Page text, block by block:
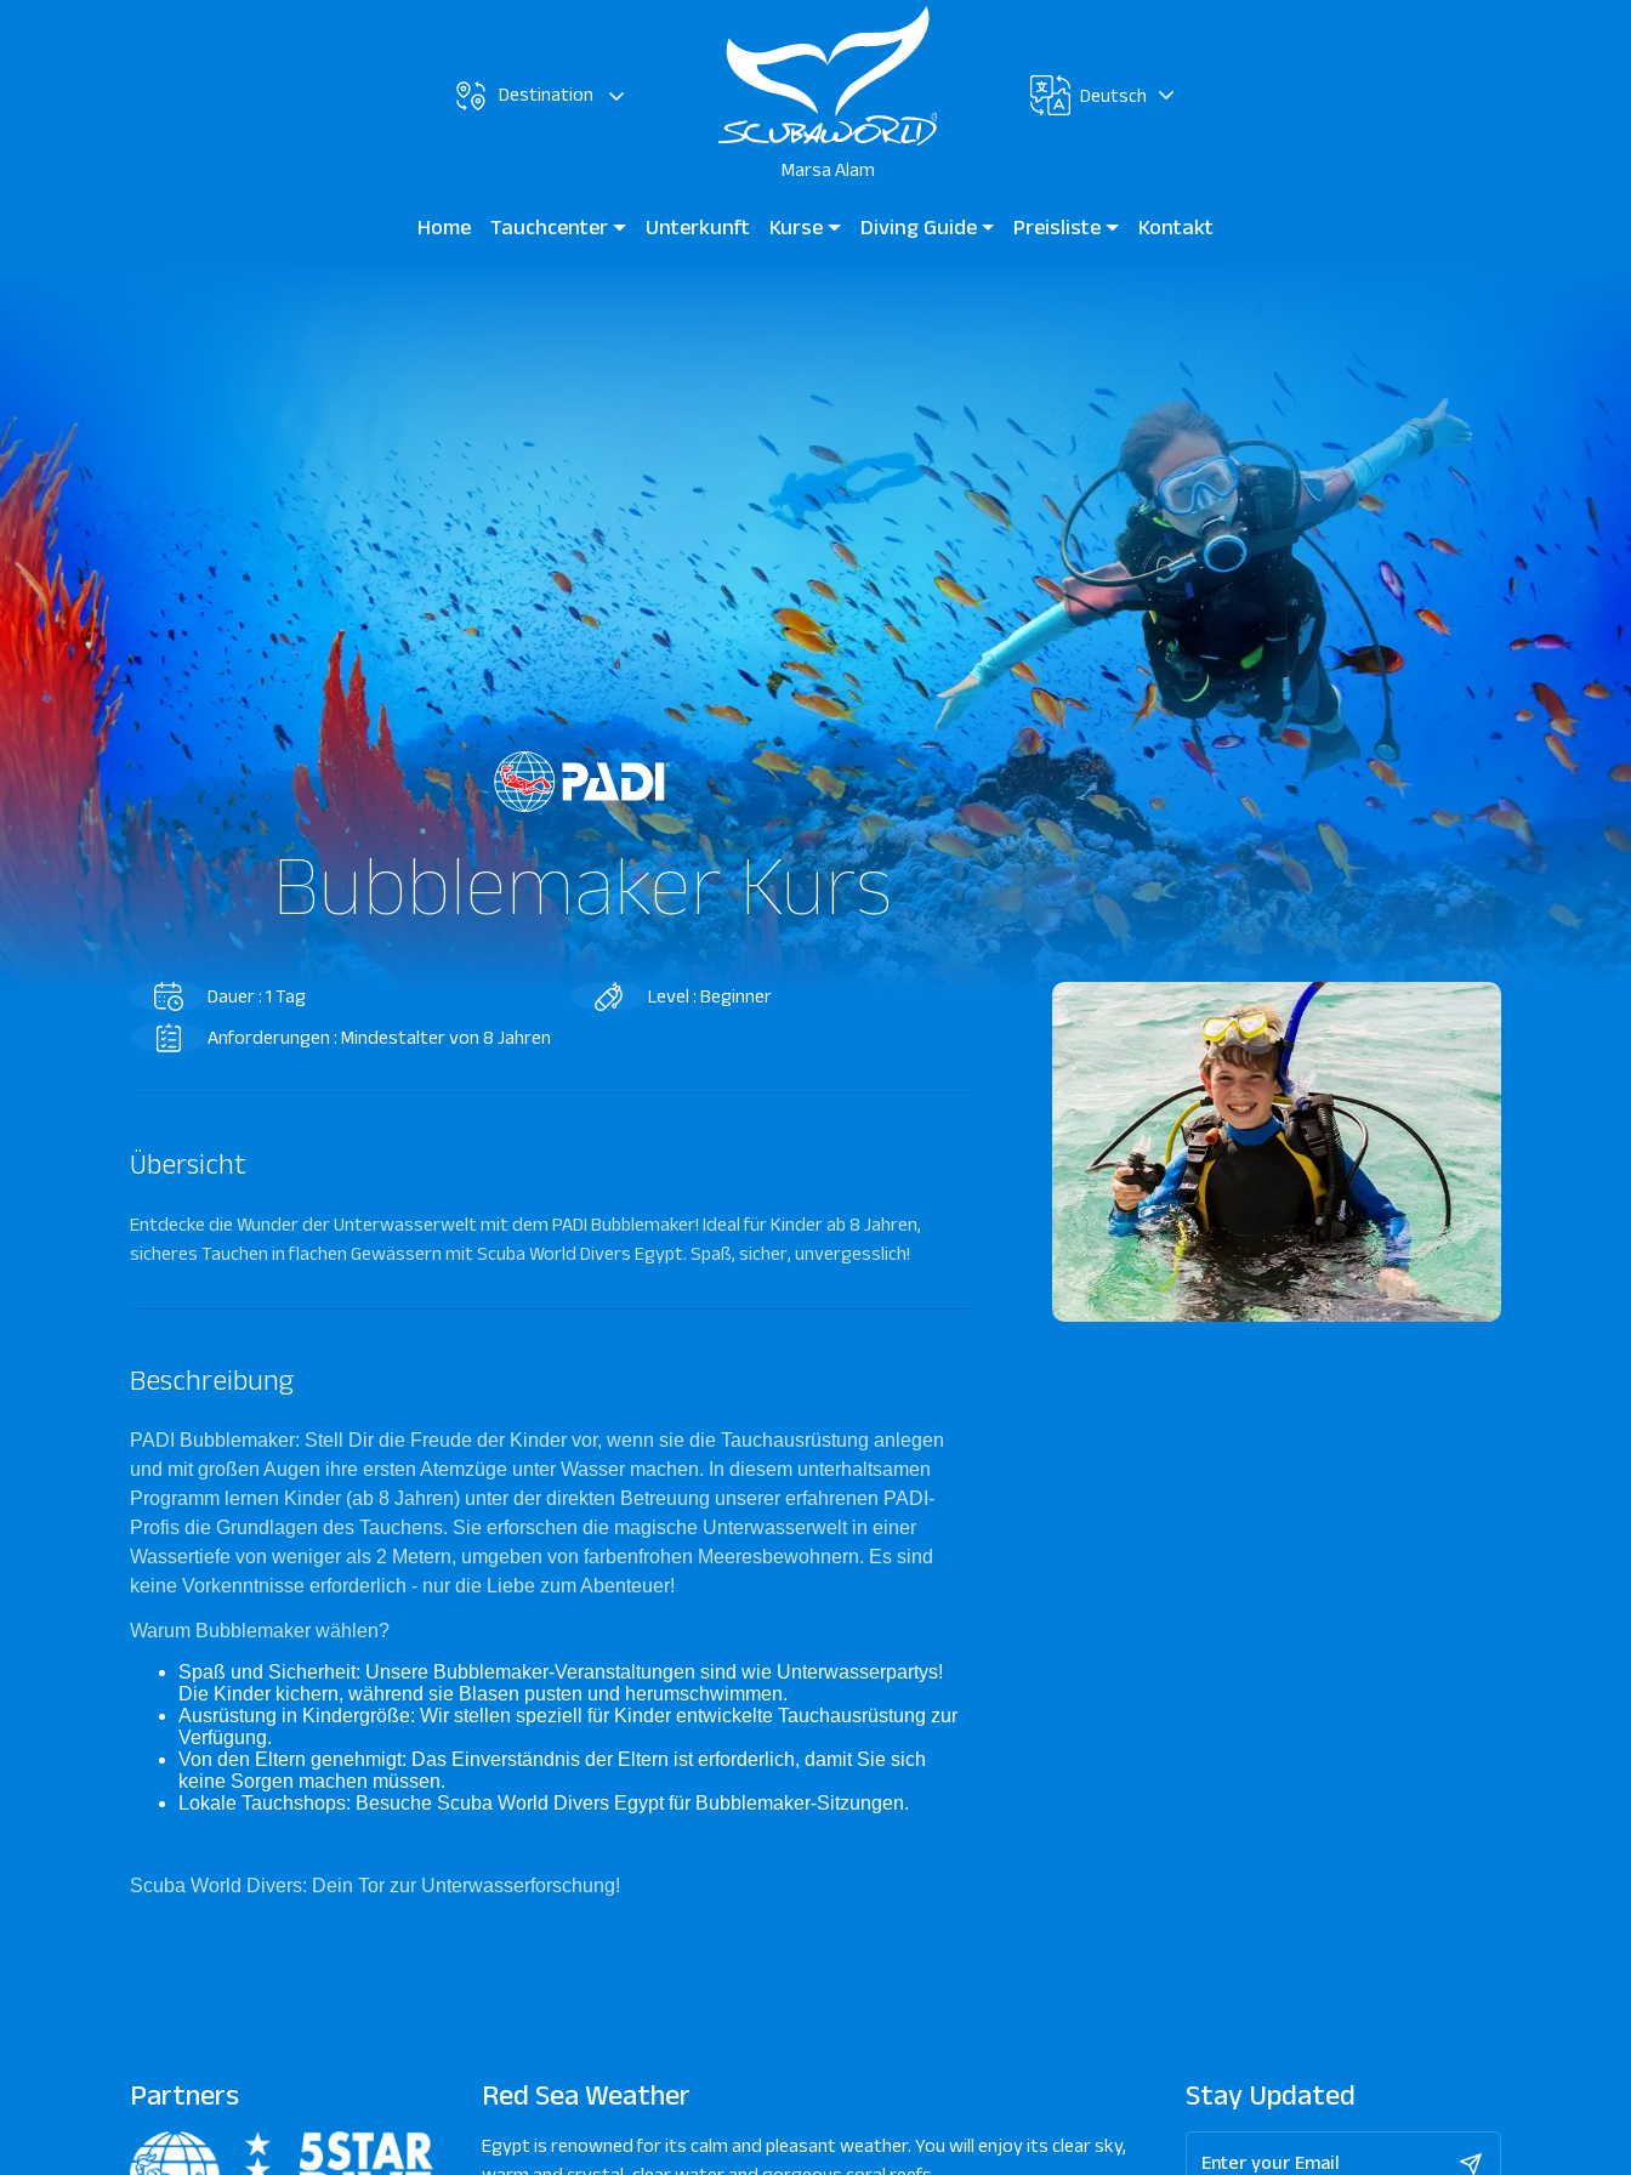
Destination
Marsa Alam
Deutsch
Home Tauchcenter Unterkunft Kurse Diving Guide Preisliste Kontakt
Bubblemaker Kurs
Dauer : 1 Tag
Level : Beginner
Anforderungen : Mindestalter von 8 Jahren
Übersicht
Entdecke die Wunder der Unterwasserwelt mit dem PADI Bubblemaker! Ideal für Kinder ab 8 Jahren,
sicheres Tauchen in flachen Gewässern mit Scuba World Divers Egypt. Spaß, sicher, unvergesslich!
Beschreibung
PADI Bubblemaker: Stell Dir die Freude der Kinder vor, wenn sie die Tauchausrüstung anlegen
und mit großen Augen ihre ersten Atemzüge unter Wasser machen. In diesem unterhaltsamen
Programm lernen Kinder (ab 8 Jahren) unter der direkten Betreuung unserer erfahrenen PADI-
Profis die Grundlagen des Tauchens. Sie erforschen die magische Unterwasserwelt in einer
Wassertiefe von weniger als 2 Metern, umgeben von farbenfrohen Meeresbewohnern. Es sind
keine Vorkenntnisse erforderlich - nur die Liebe zum Abenteuer!
Warum Bubblemaker wählen?
Spaß und Sicherheit: Unsere Bubblemaker-Veranstaltungen sind wie Unterwasserpartys!
Die Kinder kichern, während sie Blasen pusten und herumschwimmen.
Ausrüstung in Kindergröße: Wir stellen speziell für Kinder entwickelte Tauchausrüstung zur
Verfügung.
Von den Eltern genehmigt: Das Einverständnis der Eltern ist erforderlich, damit Sie sich
keine Sorgen machen müssen.
Lokale Tauchshops: Besuche Scuba World Divers Egypt für Bubblemaker-Sitzungen.
Scuba World Divers: Dein Tor zur Unterwasserforschung!
Partners Red Sea Weather
Egypt is renowned for its calm and pleasant weather. You will enjoy its clear sky,
Stay Updated